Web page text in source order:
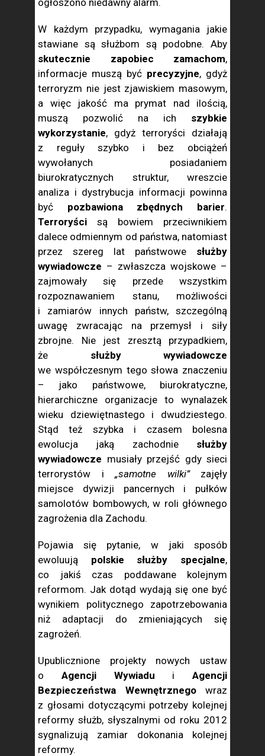
ogłoszono niedawny alarm.
W każdym przypadku, wymagania jakie
stawiane są służbom są podobne. Aby
skutecznie zapobiec zamachom,
informacje muszą być precyzyjne, gdyż
terroryzm nie jest zjawiskiem masowym,
a więc jakość ma prymat nad ilością,
muszą pozwolić na ich szybkie
wykorzystanie, gdyż terroryści działają
z reguły szybko i bez obciążeń
wywołanych posiadaniem
biurokratycznych struktur, wreszcie
analiza i dystrybucja informacji powinna
być pozbawiona zbędnych barier.
Terroryści są bowiem przeciwnikiem
dalece odmiennym od państwa, natomiast
przez szereg lat państwowe służby
wywiadowcze – zwłaszcza wojskowe –
zajmowały się przede wszystkim
rozpoznawaniem stanu, możliwości
i zamiarów innych państw, szczególną
uwagę zwracając na przemysł i siły
zbrojne. Nie jest zresztą przypadkiem,
że służby wywiadowcze
we współczesnym tego słowa znaczeniu
– jako państwowe, biurokratyczne,
hierarchiczne organizacje to wynalazek
wieku dziewiętnastego i dwudziestego.
Stąd też szybka i czasem bolesna
ewolucja jaką zachodnie służby
wywiadowcze musiały przejść gdy sieci
terrorystów i „samotne wilki”zajęły
miejsce dywizji pancernych i pułków
samolotów bombowych, w roli głównego
zagrożenia dla Zachodu.
Pojawia się pytanie, w jaki sposób
ewoluują polskie służby specjalne,
co jakiś czas poddawane kolejnym
reformom. Jak dotąd wydają się one być
wynikiem politycznego zapotrzebowania
niż adaptacji do zmieniających się
zagrożeń.
Upublicznione projekty nowych ustaw
o Agencji Wywiadu i Agencji
Bezpieczeństwa Wewnętrznegowraz
z głosami dotyczącymi potrzeby kolejnej
reformy służb, słyszalnymi od roku 2012
sygnalizują zamiar dokonania kolejnej
reformy.